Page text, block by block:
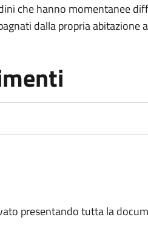
che hanno momentanee
dalla propria
presentando tutta la